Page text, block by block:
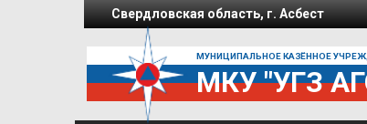
Перейти к содержимому
Свердловская область, г. Асбест
МУНИЦИПАЛЬНОЕ КАЗЁННОЕ
МКУ "УГЗ